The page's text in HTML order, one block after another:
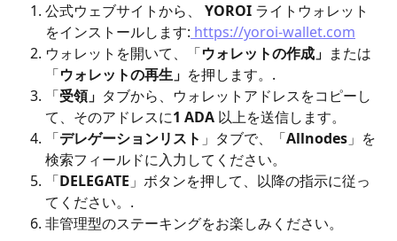
公式ウェブサイトから、 YOROI ライトウォレット
をインストールします: https://yoroi-wallet.com
ウォレットを開いて、「ウォレットの作成」 または
「ウォレットの再生」 を押します。.
「受領」 タブから、ウォレットアドレスをコピーし
て、そのアドレスに1 ADA 以上を送信します。
「デレゲーションリスト 」タブで、「Allnodes」を
検索フィールドに入力してください。
「DELEGATE」ボタンを押して、以降の指示に従っ
てください。.
非管理型のステーキングをお楽しみください。